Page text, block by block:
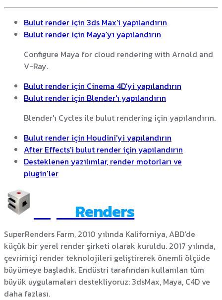
Bulut render için 3ds Max'i yapılandırın
Bulut render için Maya'yı yapılandırın
Configure Maya for cloud rendering with Arnold and
V-Ray.
Bulut render için Cinema 4D'yi yapılandırın
Bulut render için Blender'ı yapılandırın
Blender'ı Cycles ile bulut rendering için yapılandırın.
Bulut render için Houdini'yi yapılandırın
After Effects'i bulut render için yapılandırın
Desteklenen yazılımlar, render motorları ve
plugin'ler
SuperRenders
SuperRenders Farm, 2010 yılında Kaliforniya, ABD'de
küçük bir yerel render şirketi olarak kuruldu. 2017 yılında,
çevrimiçi render teknolojileri geliştirerek önemli ölçüde
büyümeye başladık. Endüstri tarafından kullanılan tüm
büyük uygulamaları destekliyoruz: 3dsMax, Maya, C4D ve
daha fazlası.